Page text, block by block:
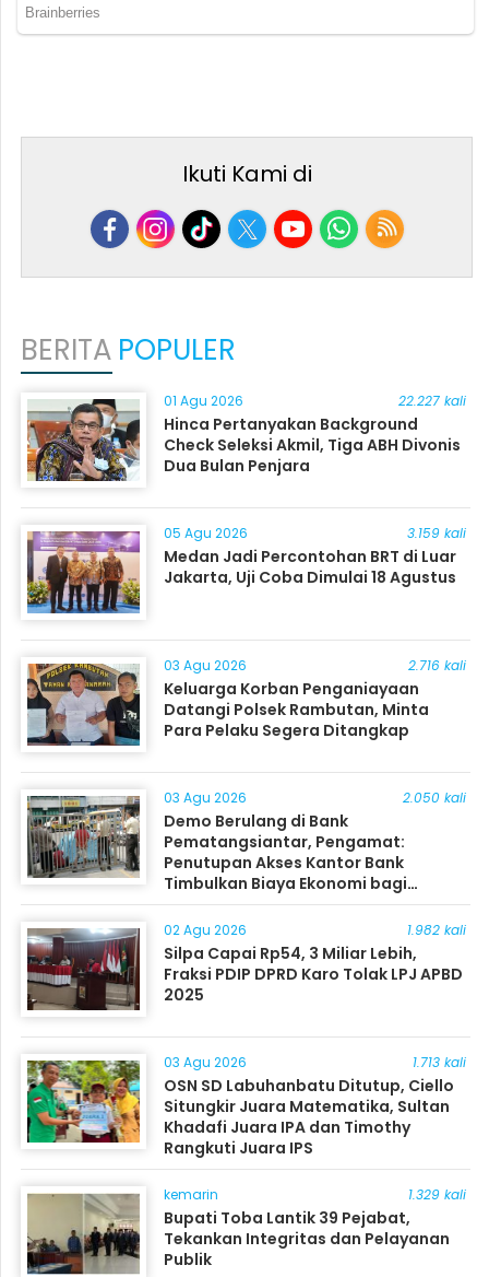
Ikuti Kami di
BERITA POPULER
01 Agu 2026 22.227 kali
Hinca Pertanyakan Background
Check Seleksi Akmil, Tiga ABH Divonis
Dua Bulan Penjara
05 Agu 2026 3.159 kali
Medan Jadi Percontohan BRT di Luar
Jakarta, Uji Coba Dimulai 18 Agustus
03 Agu 2026 2.716 kali
Keluarga Korban Penganiayaan
Datangi Polsek Rambutan, Minta
Para Pelaku Segera Ditangkap
03 Agu 2026 2.050 kali
Demo Berulang di Bank
Pematangsiantar, Pengamat:
Penutupan Akses Kantor Bank
Timbulkan Biaya Ekonomi bagi
Masyarakat
02 Agu 2026 1.982 kali
Silpa Capai Rp54, 3 Miliar Lebih,
Fraksi PDIP DPRD Karo Tolak LPJ APBD
2025
03 Agu 2026 1.713 kali
OSN SD Labuhanbatu Ditutup, Ciello
Situngkir Juara Matematika, Sultan
Khadafi Juara IPA dan Timothy
Rangkuti Juara IPS
kemarin 1.329 kali
Bupati Toba Lantik 39 Pejabat,
Tekankan Integritas dan Pelayanan
Publik